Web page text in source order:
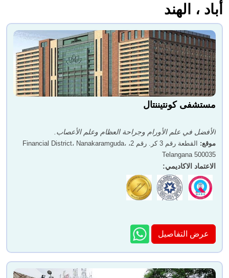
أباد ، الهند
مستشفى كونتيننتال
الأفضل في علم الأورام وجراحة العظام وعلم الأعصاب.
موقع:
القطعة رقم 3 كر. رقم 2، Financial District، Nanakaramguda،
Telangana 500035
الاعتماد الاكاديمي:
عرض التفاصيل